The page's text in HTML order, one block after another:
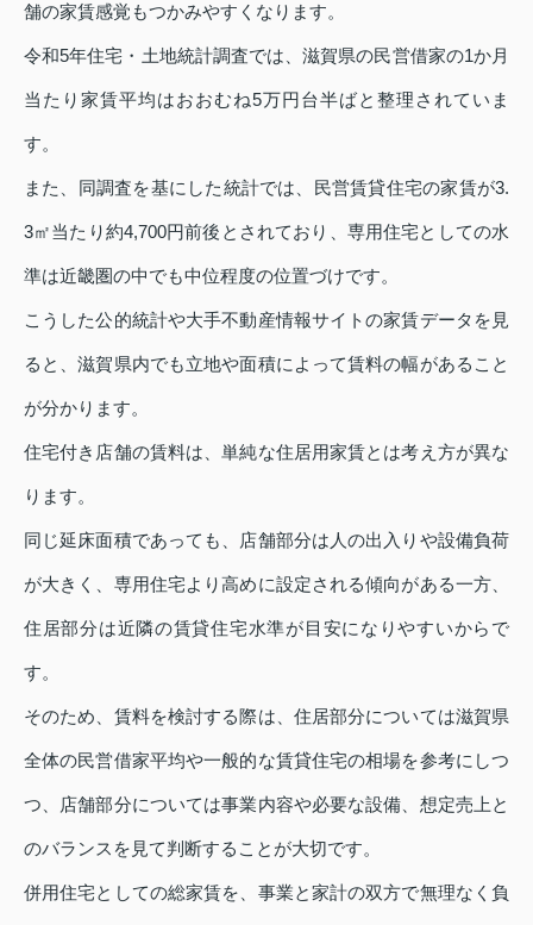
舗の家賃感覚もつかみやすくなります。
令和5年住宅・土地統計調査では、滋賀県の民営借家の1か月
当たり家賃平均はおおむね5万円台半ばと整理されていま
す。
また、同調査を基にした統計では、民営賃貸住宅の家賃が3.
3㎡当たり約4,700円前後とされており、専用住宅としての水
準は近畿圏の中でも中位程度の位置づけです。
こうした公的統計や大手不動産情報サイトの家賃データを見
ると、滋賀県内でも立地や面積によって賃料の幅があること
が分かります。
住宅付き店舗の賃料は、単純な住居用家賃とは考え方が異な
ります。
同じ延床面積であっても、店舗部分は人の出入りや設備負荷
が大きく、専用住宅より高めに設定される傾向がある一方、
住居部分は近隣の賃貸住宅水準が目安になりやすいからで
す。
そのため、賃料を検討する際は、住居部分については滋賀県
全体の民営借家平均や一般的な賃貸住宅の相場を参考にしつ
つ、店舗部分については事業内容や必要な設備、想定売上と
のバランスを見て判断することが大切です。
併用住宅としての総家賃を、事業と家計の双方で無理なく負